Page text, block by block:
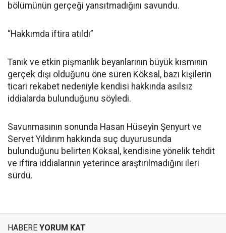
bölümünün gerçeği yansıtmadığını savundu.
“Hakkımda iftira atıldı”
Tanık ve etkin pişmanlık beyanlarının büyük kısmının
gerçek dışı olduğunu öne süren Köksal, bazı kişilerin
ticari rekabet nedeniyle kendisi hakkında asılsız
iddialarda bulunduğunu söyledi.
Savunmasının sonunda Hasan Hüseyin Şenyurt ve
Servet Yıldırım hakkında suç duyurusunda
bulunduğunu belirten Köksal, kendisine yönelik tehdit
ve iftira iddialarının yeterince araştırılmadığını ileri
sürdü.
HABERE YORUM KAT